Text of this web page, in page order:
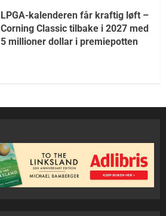
LPGA-kalenderen får kraftig løft –
Corning Classic tilbake i 2027 med
5 millioner dollar i premiepotten